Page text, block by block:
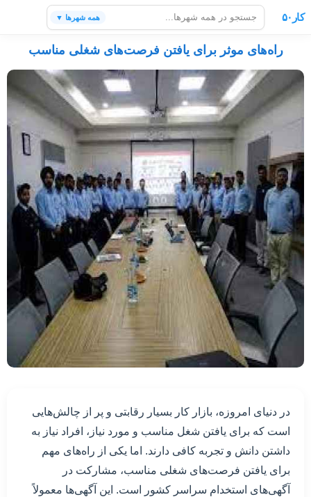
کار۵۰ همه شهرها ▼
راه‌های موثر برای یافتن فرصت‌های شغلی مناسب
در دنیای امروزه، بازار کار بسیار رقابتی و پر از چالش‌هایی
است که برای یافتن شغل مناسب و مورد نیاز، افراد نیاز به
داشتن دانش و تجربه کافی دارند. اما یکی از راه‌های مهم
برای یافتن فرصت‌های شغلی مناسب، مشارکت در
آگهی‌های استخدام سراسر کشور است. این آگهی‌ها معمولاً